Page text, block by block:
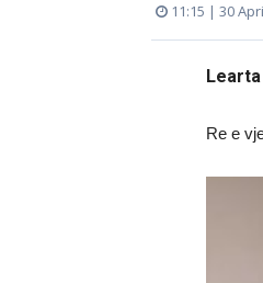
11:15 | 30
Re e